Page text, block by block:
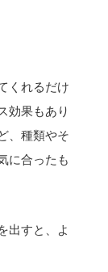
くれるだけ
効果もあり
、種類やそ
に合ったも
出すと、よ